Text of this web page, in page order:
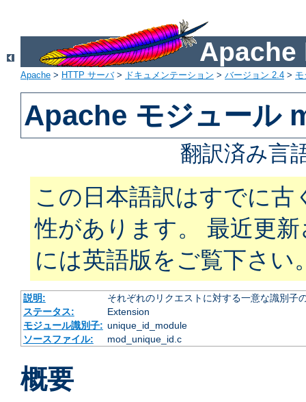
Apache
Apache > HTTP サーバ> ドキュメンテーション > バージョン 2.4 >
Apache モジュール
翻訳済み言
この日本語訳はすでに古
性があります。 最近更
には英語版をご覧下さい
説明:
それぞれのリクエストに対する一意な識別子
ステータス:
Extension
モジュール識別子: unique_id_module
ソースファイル:
mod_unique_id.c
概要